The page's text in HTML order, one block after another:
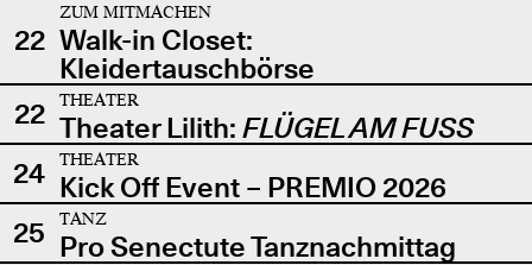
22
ZUM MITMACHEN
Walk-in Closet:
Kleidertauschbörse
22
THEATER
Theater Lilith: FLÜGEL AM FUSS
24
THEATER
Kick Off Event – PREMIO 2026
25
TANZ
Pro Senectute Tanznachmittag